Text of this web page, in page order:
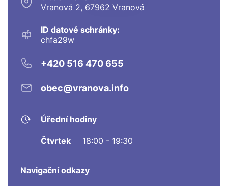
Vranová 2, 67962 Vranová
ID datové schránky:
chfa29w
+420 516 470 655
obec@vranova.info
Úřední hodiny
Čtvrtek 18:00 - 19:30
Navigační odkazy